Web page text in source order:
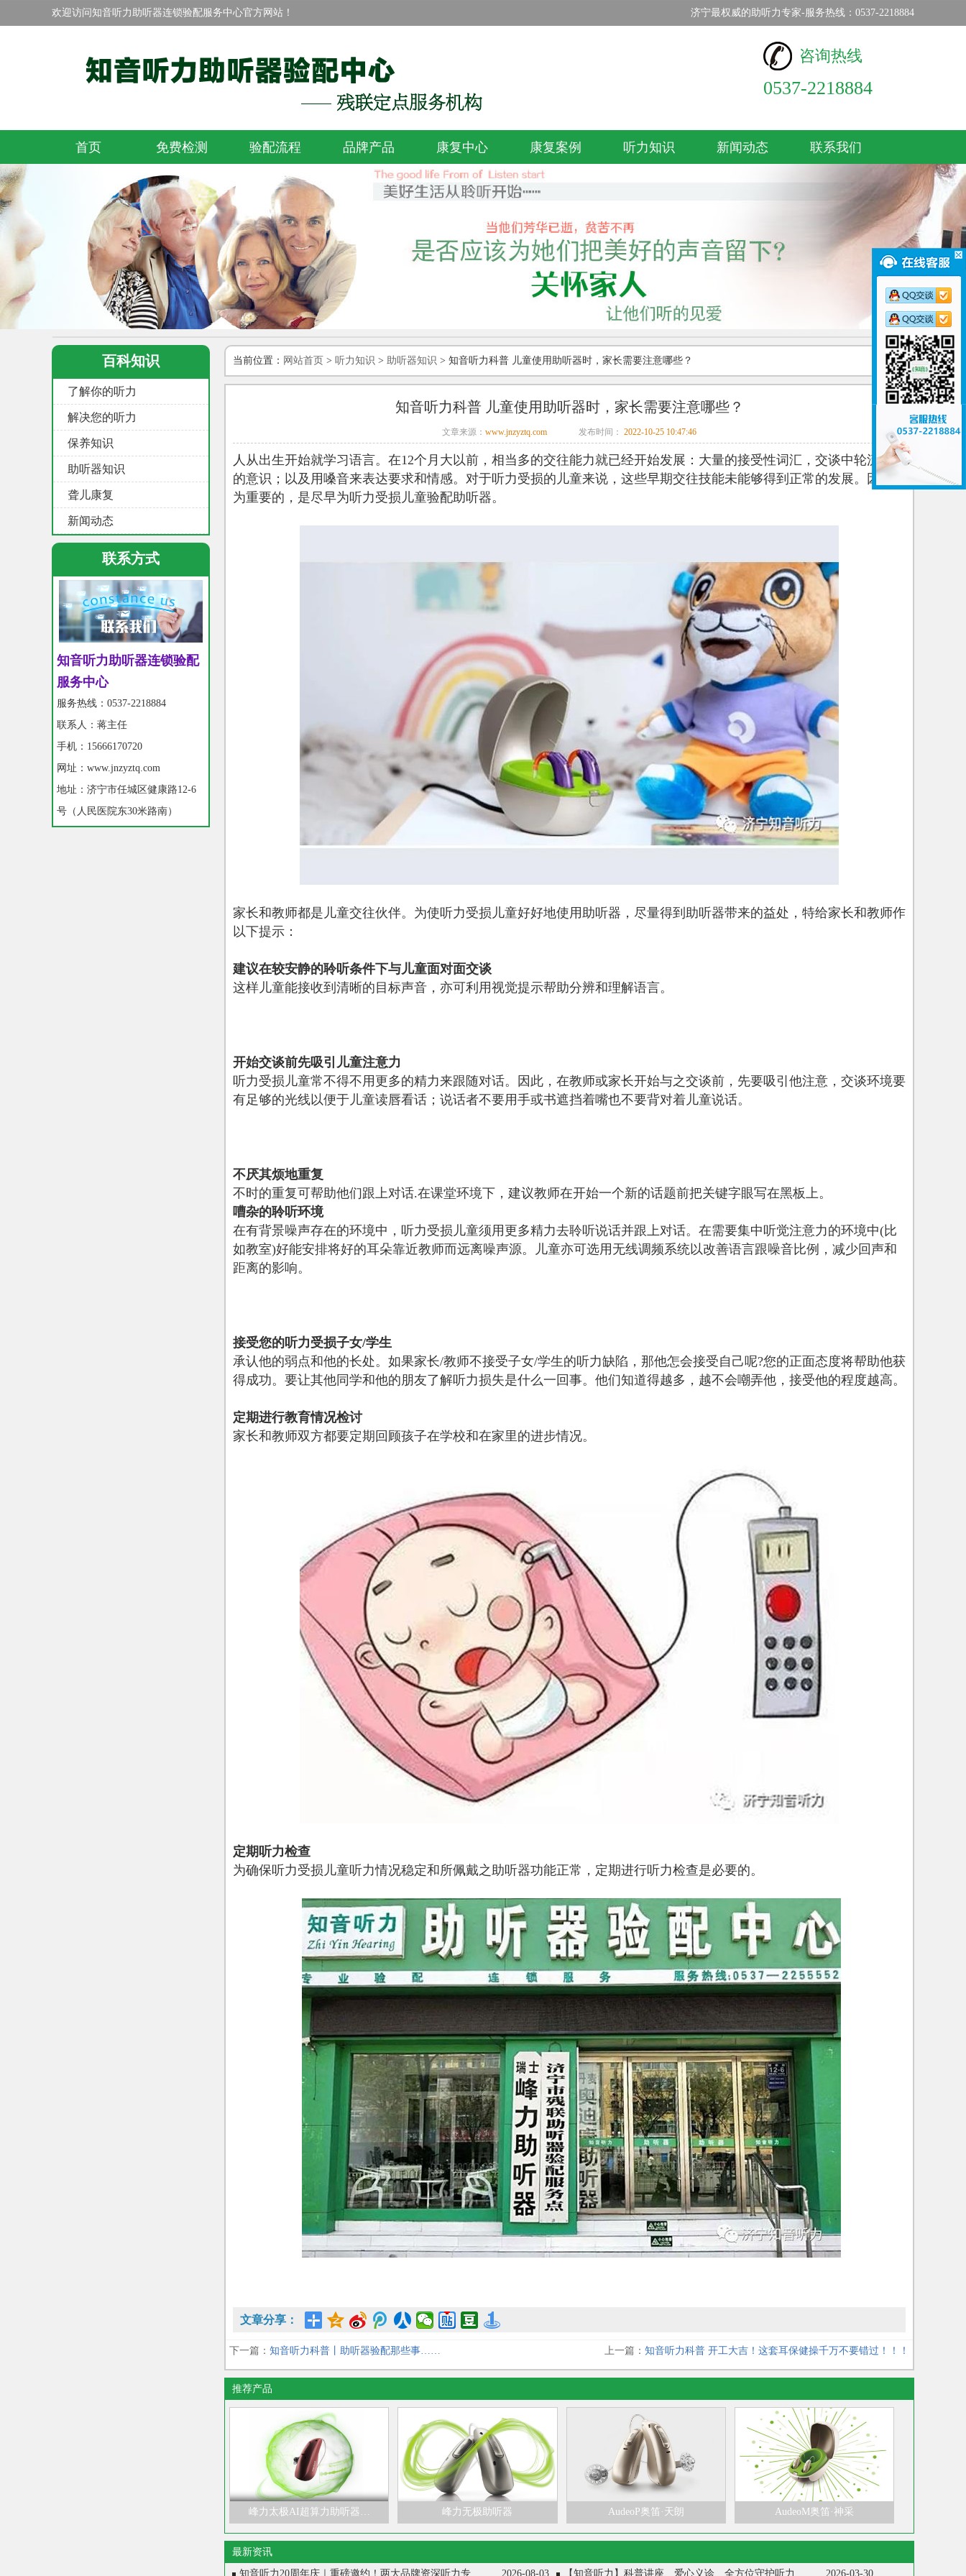
欢迎访问知音听力助听器连锁验配服务中心官方网站！ 济宁最权威的助听力专家-服务热线：0537-2218884
咨询热线
0537-2218884
首页 免费检测 验配流程 品牌产品 康复中心 康复案例 听力知识 新闻动态 联系我们
百科知识
了解你的听力
解决您的听力
保养知识
助听器知识
聋儿康复
新闻动态
联系方式
知音听力助听器连锁验配
服务中心
服务热线：0537-2218884
联系人：蒋主任
手机：15666170720
网址：www.jnzyztq.com
地址：济宁市任城区健康路12-6
号（人民医院东30米路南）
当前位置： 网站首页 > 听力知识 > 助听器知识 > 知音听力科普 儿童使用助听器时，家长需要注意哪些？
知音听力科普 儿童使用助听器时，家长需要注意哪些？
文章来源： www.jnzyztq.com 发布时间： 2022-10-25 10:47:46
人从出生开始就学习语言。在12个月大以前，相当多的交往能力就已经开始发展：大量的接受性词汇，交谈中轮流表达
的意识；以及用嗓音来表达要求和情感。对于听力受损的儿童来说，这些早期交往技能未能够得到正常的发展。因此，
为重要的，是尽早为听力受损儿童验配助听器。
家长和教师都是儿童交往伙伴。为使听力受损儿童好好地使用助听器，尽量得到助听器带来的益处，特给家长和教师作
以下提示：
建议在较安静的聆听条件下与儿童面对面交谈
这样儿童能接收到清晰的目标声音，亦可利用视觉提示帮助分辨和理解语言。
开始交谈前先吸引儿童注意力
听力受损儿童常不得不用更多的精力来跟随对话。因此，在教师或家长开始与之交谈前，先要吸引他注意，交谈环境要
有足够的光线以便于儿童读唇看话；说话者不要用手或书遮挡着嘴也不要背对着儿童说话。
不厌其烦地重复
不时的重复可帮助他们跟上对话.在课堂环境下，建议教师在开始一个新的话题前把关键字眼写在黑板上。
嘈杂的聆听环境
在有背景噪声存在的环境中，听力受损儿童须用更多精力去聆听说话并跟上对话。在需要集中听觉注意力的环境中(比
如教室)好能安排将好的耳朵靠近教师而远离噪声源。儿童亦可选用无线调频系统以改善语言跟噪音比例，减少回声和
距离的影响。
接受您的听力受损子女/学生
承认他的弱点和他的长处。如果家长/教师不接受子女/学生的听力缺陷，那他怎会接受自己呢?您的正面态度将帮助他获
得成功。要让其他同学和他的朋友了解听力损失是什么一回事。他们知道得越多，越不会嘲弄他，接受他的程度越高。
定期进行教育情况检讨
家长和教师双方都要定期回顾孩子在学校和在家里的进步情况。
定期听力检查
为确保听力受损儿童听力情况稳定和所佩戴之助听器功能正常，定期进行听力检查是必要的。
文章分享：
下一篇： 知音听力科普丨助听器验配那些事…… 上一篇： 知音听力科普 开工大吉！这套耳保健操千万不要错过！！！
推荐产品
峰力太极AI超算力助听器… 峰力无极助听器 AudeoP奥笛·天朗 AudeoM奥笛·神采
最新资讯
2026-08-03 2026-03-30